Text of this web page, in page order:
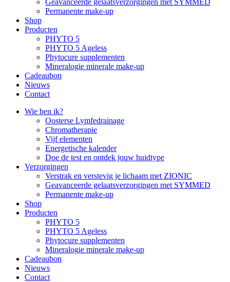
Geavanceerde gelaatsverzorgingen met SYMMED
Permanente make-up
Shop
Producten
PHYTO 5
PHYTO 5 Ageless
Phytocure supplementen
Mineralogie minerale make-up
Cadeaubon
Nieuws
Contact
Wie ben ik?
Oosterse Lymfedrainage
Chromatherapie
Vijf elementen
Energetische kalender
Doe de test en ontdek jouw huidtype
Verzorgingen
Verstrak en verstevig je lichaam met ZIONIC
Geavanceerde gelaatsverzorgingen met SYMMED
Permanente make-up
Shop
Producten
PHYTO 5
PHYTO 5 Ageless
Phytocure supplementen
Mineralogie minerale make-up
Cadeaubon
Nieuws
Contact